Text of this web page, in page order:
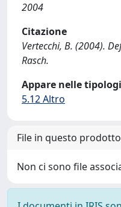
2004
Citazione
Vertecchi, B. (2004).
Rasch.
Appare nelle
5.12 Altro
File in questo
Non ci sono file